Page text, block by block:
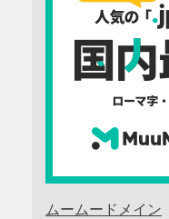
ムームードメイン